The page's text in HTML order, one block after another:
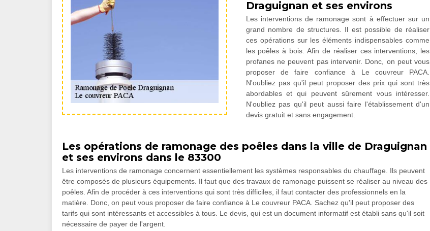
Draguignan et ses environs
Les interventions de ramonage sont à effectuer sur un
grand nombre de structures. Il est possible de réaliser
ces opérations sur les éléments indispensables comme
les poêles à bois. Afin de réaliser ces interventions, les
profanes ne peuvent pas intervenir. Donc, on peut vous
proposer de faire confiance à Le couvreur PACA.
N'oubliez pas qu'il peut proposer des prix qui sont très
abordables et qui peuvent sûrement vous intéresser.
N'oubliez pas qu'il peut aussi faire l'établissement d'un
devis gratuit et sans engagement.
Les opérations de ramonage des poêles dans la ville de Draguignan
et ses environs dans le 83300
Les interventions de ramonage concernent essentiellement les systèmes responsables du chauffage. Ils peuvent
être composés de plusieurs équipements. Il faut que des travaux de ramonage puissent se réaliser au niveau des
poêles. Afin de procéder à ces interventions qui sont très difficiles, il faut contacter des professionnels en la
matière. Donc, on peut vous proposer de faire confiance à Le couvreur PACA. Sachez qu'il peut proposer des
tarifs qui sont intéressants et accessibles à tous. Le devis, qui est un document informatif est établi sans qu'il soit
nécessaire de payer de l'argent.